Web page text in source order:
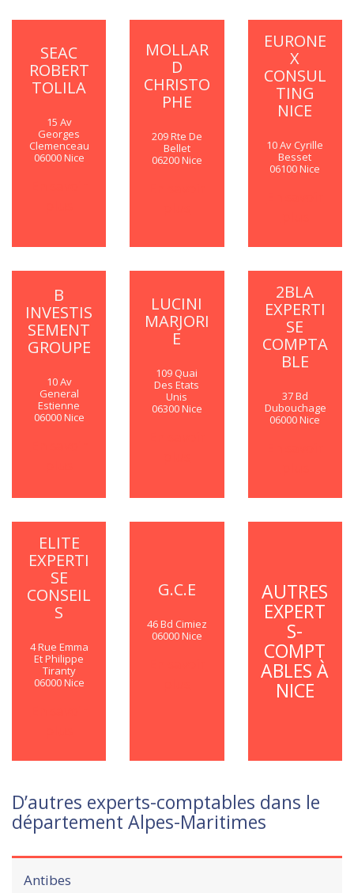
SEAC
ROBERT
TOLILA
15 Av
Georges
Clemenceau
06000 Nice
MOLLAR
D
CHRISTO
PHE
209 Rte De
Bellet
06200 Nice
EURONE
X
CONSUL
TING
NICE
10 Av Cyrille
Besset
06100 Nice
B
INVESTIS
SEMENT
GROUPE
10 Av
General
Estienne
06000 Nice
LUCINI
MARJORI
E
109 Quai
Des Etats
Unis
06300 Nice
2BLA
EXPERTI
SE
COMPTA
BLE
37 Bd
Dubouchage
06000 Nice
ELITE
EXPERTI
SE
CONSEIL
S
4 Rue Emma
Et Philippe
Tiranty
06000 Nice
G.C.E
46 Bd Cimiez
06000 Nice
AUTRES
EXPERT
S-
COMPT
ABLES À
NICE
D’autres experts-comptables dans le
département Alpes-Maritimes
Antibes